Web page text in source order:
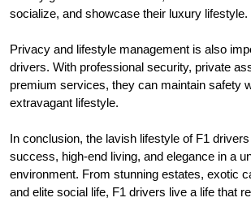
socialize, and showcase their luxury lifestyle.
Privacy and lifestyle management is also
drivers. With professional security, private
premium services, they can maintain safety
extravagant lifestyle.
In conclusion, the lavish lifestyle of F1
success, high-end living, and elegance in a
environment. From stunning estates, exotic
and elite social life, F1 drivers live a life that